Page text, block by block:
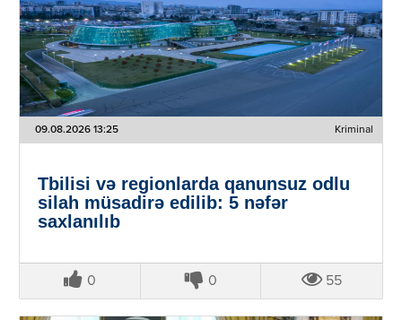
09.08.2026 13:25 Kriminal
Tbilisi və regionlarda qanunsuz odlu
silah müsadirə edilib: 5 nəfər
saxlanılıb
0 0 55